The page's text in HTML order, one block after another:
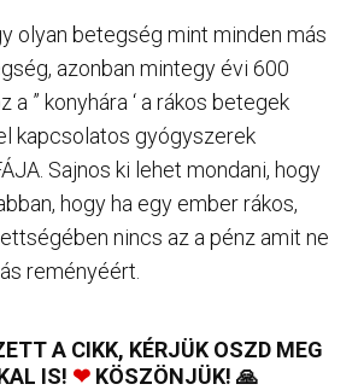
olyan betegség mint minden más
azonban mintegy évi 600
a ” konyhára ‘ a rákos betegek
kapcsolatos gyógyszerek
Sajnos ki lehet mondani, hogy
hogy ha egy ember rákos,
nincs az a pénz amit ne
reményéért.
A CIKK, KÉRJÜK OSZD MEG
IS! ❤KÖSZÖNJÜK! 🙏